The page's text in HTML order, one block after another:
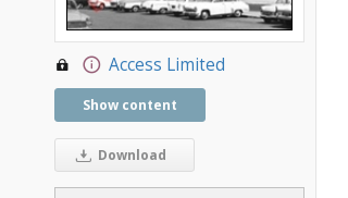
Access Limited
Show content
Download